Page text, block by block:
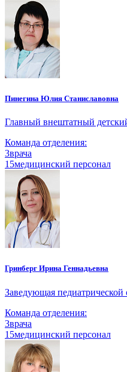
Пинегина Юлия Станиславовна
Главный внештатный
Команда отделения:
3врача
15медицинский персонал
Гринберг Ирина Геннадьевна
Заведующая
Команда отделения:
3врача
15медицинский персонал